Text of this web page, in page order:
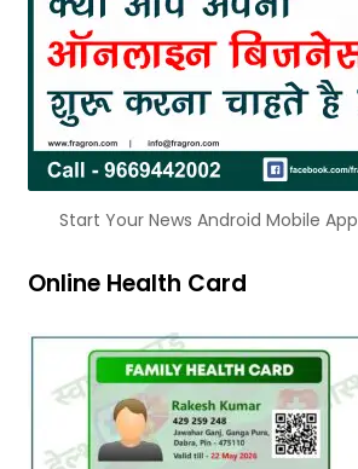
Start Your News Android Mobile App
Online Health Card